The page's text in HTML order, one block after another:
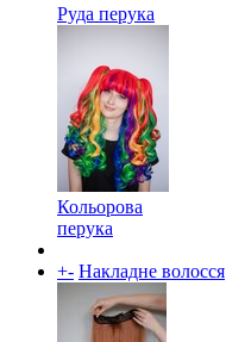
Руда перука
Кольорова
перука
+- Накладне волосся